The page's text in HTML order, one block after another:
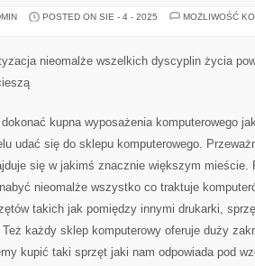
POSTED ON SIE - 4 - 2025
MOŻLIWOŚĆ
nieomalże wszelkich dyscyplin życia
kupna wyposażenia komputerowego
udać się do sklepu komputerowego.
się w jakimś znacznie większym mieście.
nieomalże wszystko co traktuje
takich jak pomiędzy innymi drukarki,
każdy sklep komputerowy oferuje duży
kupić taki sprzęt jaki nam odpowiada pod